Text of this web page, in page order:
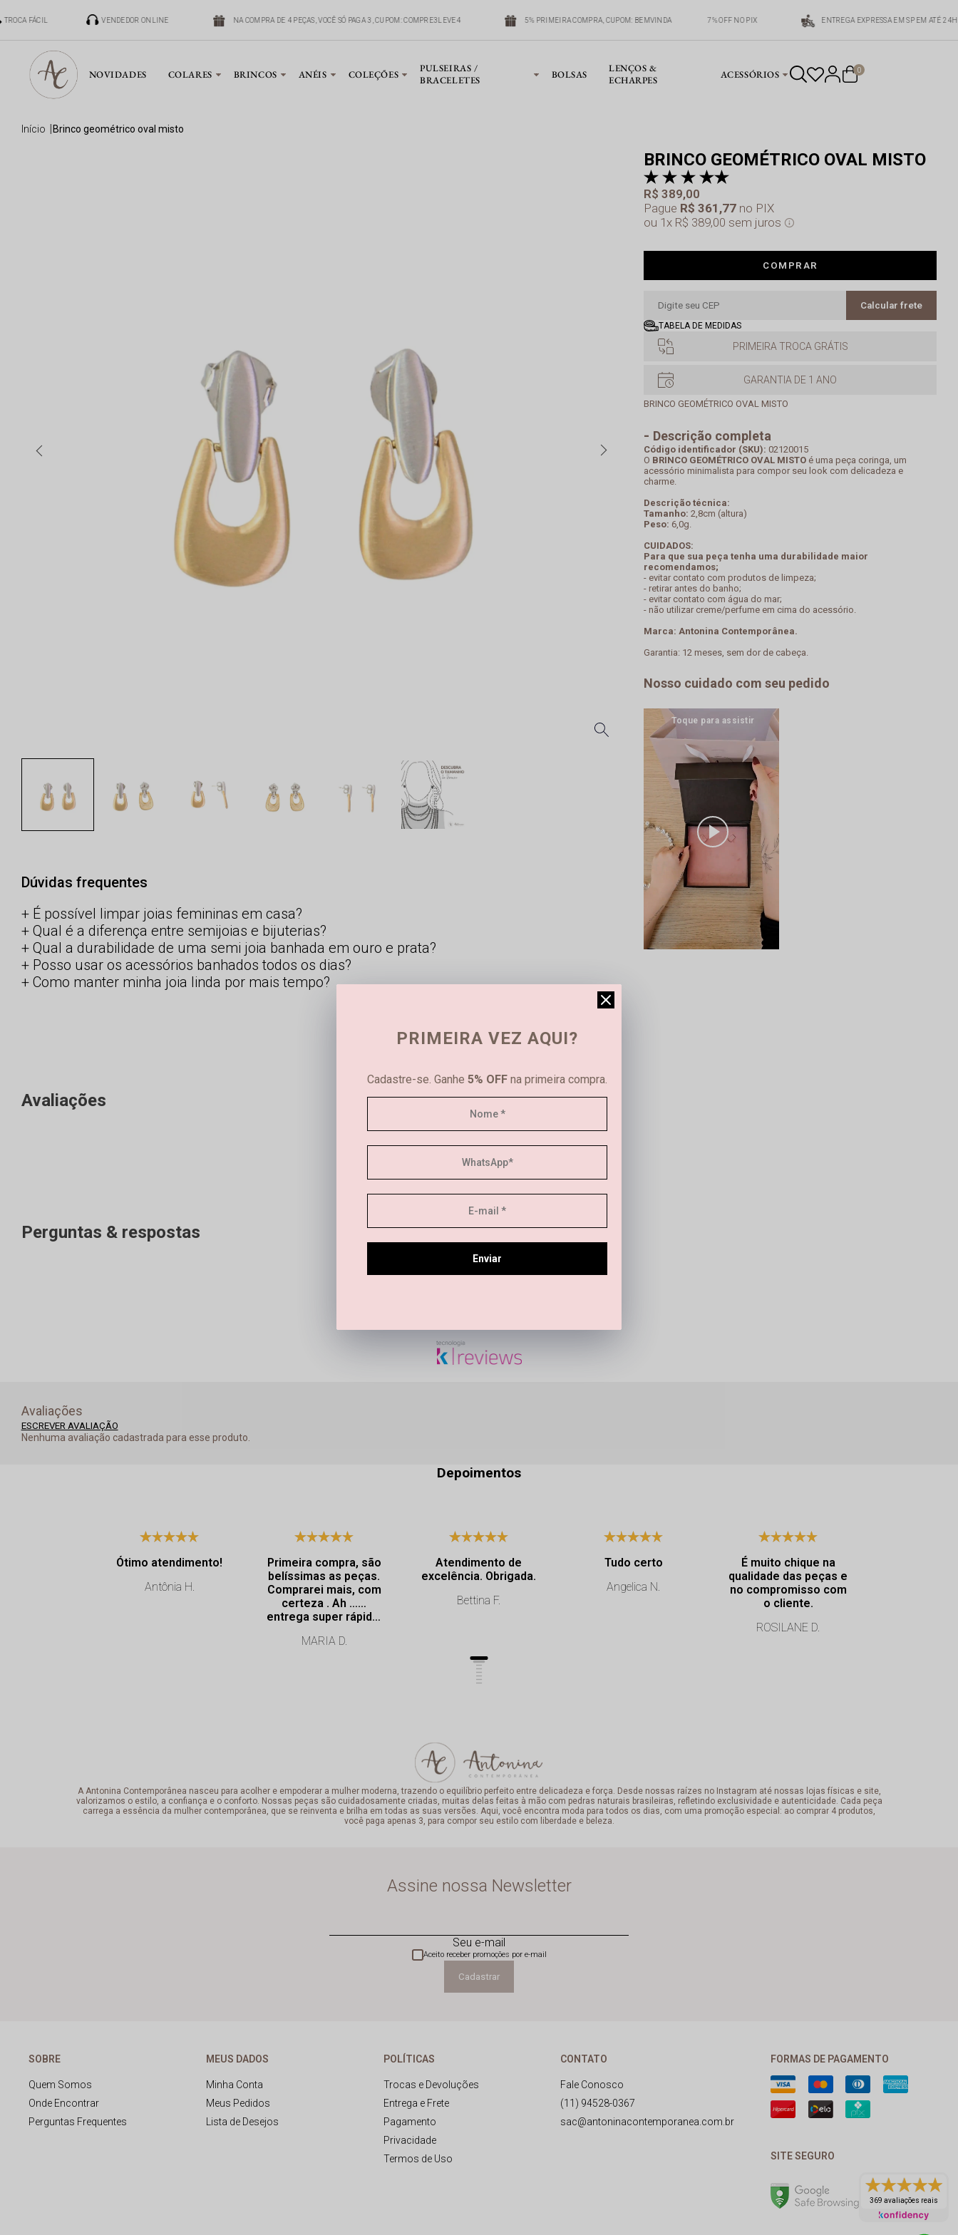
TROCA FÁCIL VENDEDOR ONLINE NA COMPRA DE 4 PEÇAS, VOCÊ SÓ PAGA 3, CUPOM: COMPRE3LEVE4 5% PRIMEIRA COMPRA, CUPOM: BEMVINDA 7% OFF NO PIX ENTREGA EXPRESSA EM SP EM ATÉ 24H
NOVIDADES COLARES BRINCOS ANÉIS COLEÇÕES
PULSEIRAS /
BRACELETES
BOLSAS
LENÇOS &
ECHARPES
ACESSÓRIOS 0
início brinco geométrico oval misto
Dúvidas frequentes
É possível limpar joias femininas em casa?
Qual é a diferença entre semijoias e bijuterias?
Qual a durabilidade de uma semi joia banhada em ouro e prata?
Posso usar os acessórios banhados todos os dias?
Como manter minha joia linda por mais tempo?
BRINCO GEOMÉTRICO OVAL MISTO
Pague R$ 361,77 no PIX
R$ 389,00
1x R$ 389,00 sem juros
COMPRAR
Calcular frete
TABELA DE MEDIDAS
PRIMEIRA TROCA GRÁTIS
GARANTIA DE 1 ANO
BRINCO GEOMÉTRICO OVAL MISTO
Descrição completa
Código identificador (SKU): 02120015
O BRINCO GEOMÉTRICO OVAL MISTO é uma peça coringa, um
acessório minimalista para compor seu look com delicadeza e
charme.
Descrição técnica:
Tamanho:2,8cm (altura)
Peso: 6,0g.
CUIDADOS:
Para que sua peça tenha uma durabilidade maior
recomendamos;
- evitar contato com produtos de limpeza;
- retirar antes do banho;
- evitar contato com água do mar;
- não utilizar creme/perfume em cima do acessório.
Marca: Antonina Contemporânea.
Garantia: 12 meses, sem dor de cabeça.
Nosso cuidado com seu pedido
Avaliações
Este produto ainda não tem avaliações
SEJA O PRIMEIRO A AVALIAR
Perguntas & respostas
Avaliações
ESCREVER AVALIAÇÃO
Nenhuma avaliação cadastrada para esse produto.
Depoimentos
Ótimo atendimento!
Antônia H.
Primeira compra, são
belíssimas as peças.
Comprarei mais, com
certeza . Ah ……
entrega super rápida.
excelência.
MARIA D.
Atendimento de
excelência. Obrigada.
Bettina F.
Tudo certo
Angelica N.
É muito chique na
qualidade das peças e
no compromisso com
o cliente.
ROSILANE D.
A Antonina Contemporânea nasceu para acolher e empoderar a mulher moderna, trazendo o equilíbrio perfeito entre delicadeza e força. Desde nossas raízes no Instagram até nossas lojas físicas e site,
valorizamos o estilo, a confiança e o conforto. Nossas peças são cuidadosamente criadas, muitas delas feitas à mão com pedras naturais brasileiras, refletindo exclusividade e autenticidade. Cada peça
carrega a essência da mulher contemporânea, que se reinventa e brilha em todas as suas versões. Aqui, você encontra moda para todos os dias, com uma promoção especial: ao comprar 4 produtos,
você paga apenas 3, para compor seu estilo com liberdade e beleza.
Assine nossa Newsletter
Seu e-mail
Cadastrar
Aceito receber promoções por e-mail
SOBRE
Quem Somos
Onde Encontrar
Perguntas Frequentes
MEUS DADOS
Minha Conta
Meus Pedidos
Lista de Desejos
POLÍTICAS
Trocas e Devoluções
Entrega e Frete
Pagamento
Privacidade
Termos de Uso
CONTATO
Fale Conosco
(11) 94528-0367
sac@antoninacontemporanea.com.br
FORMAS DE PAGAMENTO
SITE SEGURO
369 avaliações reais
PRIMEIRA VEZ AQUI?
Cadastre-se. Ganhe 5% OFF na primeira compra.
Enviar